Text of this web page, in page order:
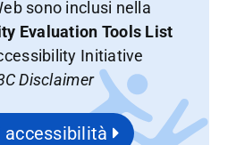
sono inclusi nella
Evaluation Tools List
Initiative
Disclaimer